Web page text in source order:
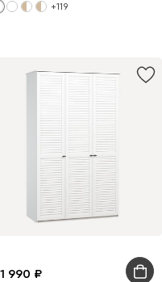
+119
990